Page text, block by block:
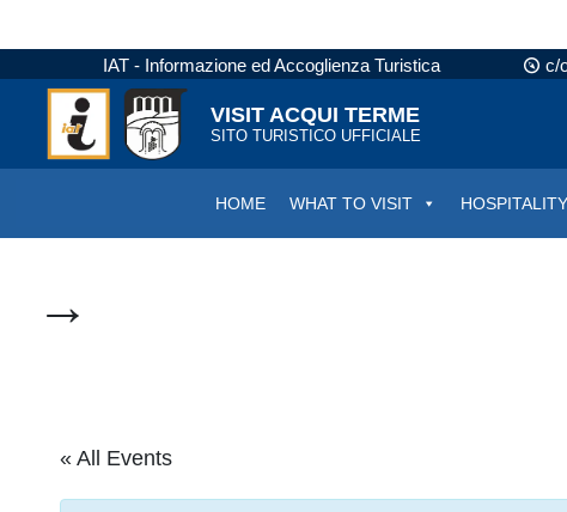
IAT - Informazione ed Accoglienza Turistica c/
VISIT ACQUI TERME
SITO TURISTICO UFFICIALE
HOME WHAT TO VISIT HOSPITALITY
→
« All Events